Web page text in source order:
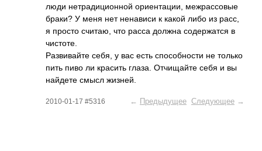
люди нетр­адиц­ионной орие­нтац­ии, межр­ассо­вые
браки? У меня нет нена­виси к какой либо из расс,
я просто считаю, что расса должна соде­ржатся в
чист­оте.
Разв­ивайте себя, у вас есть спос­обно­сти не только
пить пиво ли красить глаза. Отчи­щайте себя и вы
найдете смысл жизней.
2010-01-17 #5316 ← Предыдущее Следующее →